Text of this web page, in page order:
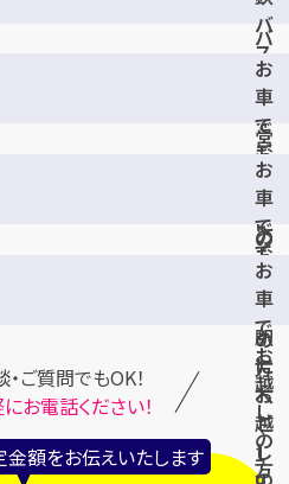
の
バ
ス
停
を
ご
利
用
の
方
へ
バ
ス
、
市
営
バ
ス
に
て
折
尾
駅
に
お
越
し
お
車
で
お
越
し
の
方
へ
お
車
で
お
越
し
の
方
へ
（
1
お
車
で
お
越
し
の
方
ご質問でもOK！
お電話ください！
金額をお伝えいたします